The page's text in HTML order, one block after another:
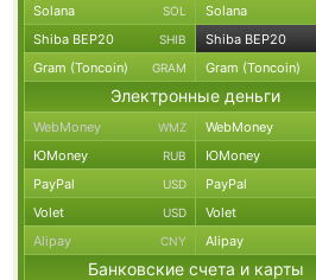
Solana SOL Solana
Shiba BEP20 SHIB Shiba BEP20
Gram (Toncoin) GRAM Gram (Toncoin)
Электронные деньги
WebMoney WMZ WebMoney
ЮMoney RUB ЮMoney
PayPal USD PayPal
Volet USD Volet
Alipay CNY Alipay
Банковские счета и карты